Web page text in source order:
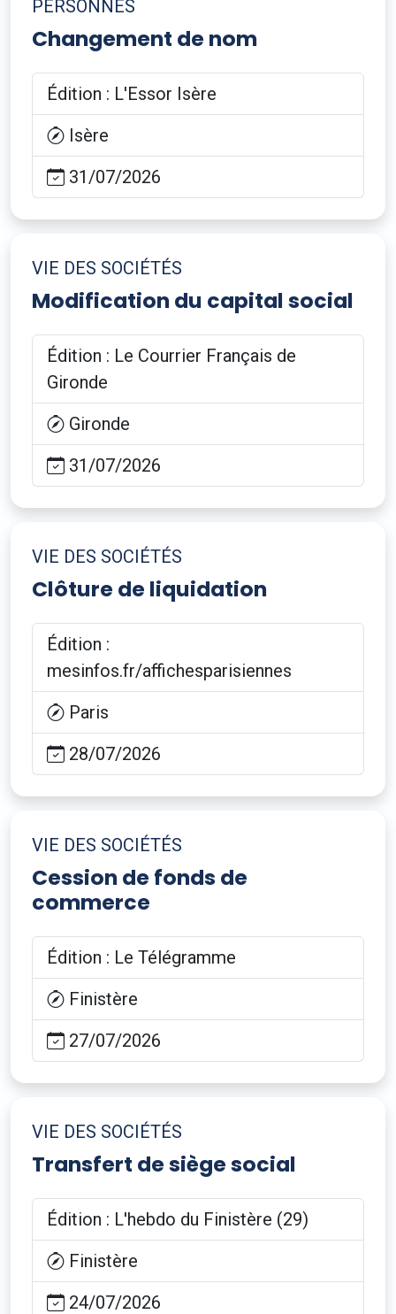
PERSONNES
Changement de nom
Édition : L'Essor Isère
Isère
31/07/2026
VIE DES SOCIÉTÉS
Modification du capital social
Édition : Le Courrier Français de
Gironde
Gironde
31/07/2026
VIE DES SOCIÉTÉS
Clôture de liquidation
Édition :
mesinfos.fr/affichesparisiennes
Paris
28/07/2026
VIE DES SOCIÉTÉS
Cession de fonds de
commerce
Édition : Le Télégramme
Finistère
27/07/2026
VIE DES SOCIÉTÉS
Transfert de siège social
Édition : L'hebdo du Finistère (29)
Finistère
24/07/2026